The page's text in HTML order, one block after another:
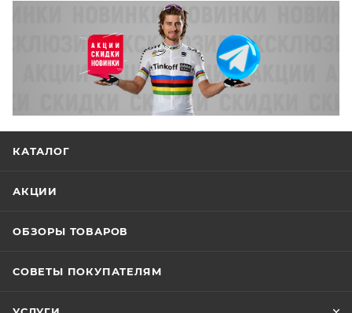
КАТАЛОГ
АКЦИИ
ОБЗОРЫ ТОВАРОВ
СОВЕТЫ ПОКУПАТЕЛЯМ